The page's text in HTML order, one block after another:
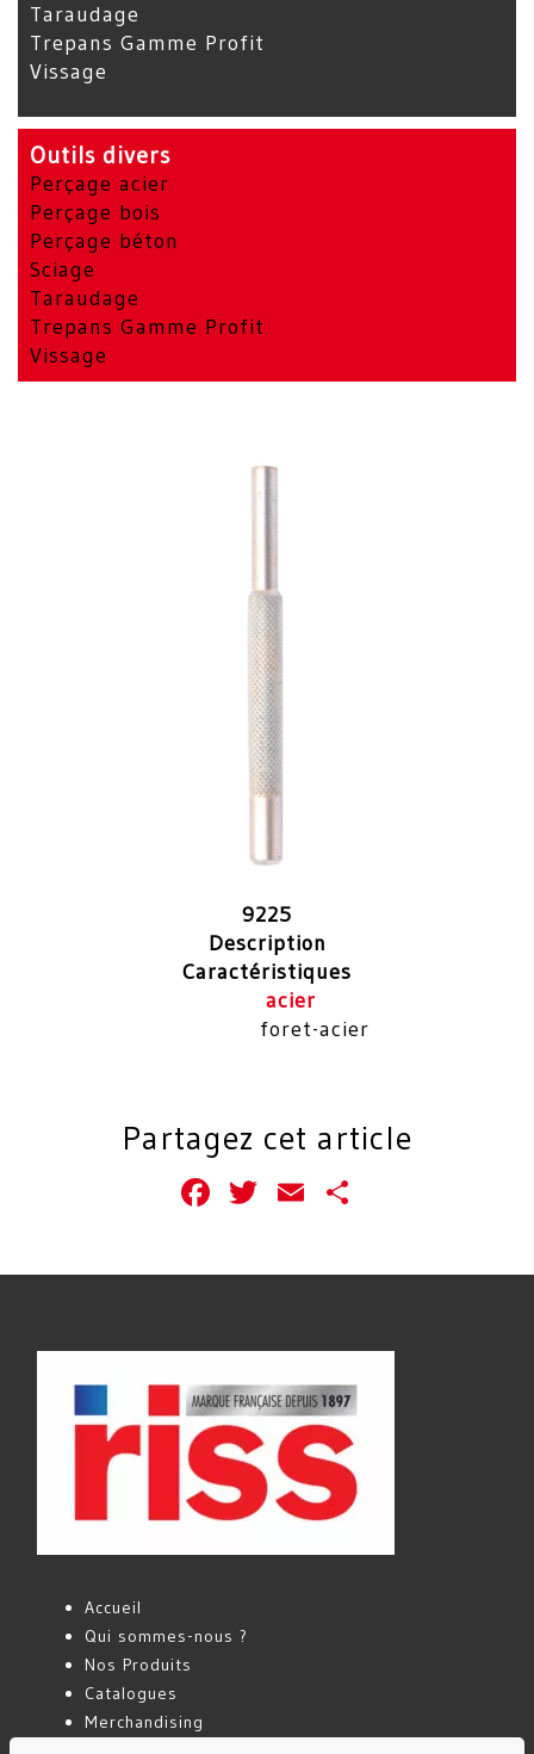
Taraudage
Trepans Gamme Profit
Vissage
Outils divers
Perçage acier
Perçage bois
Perçage béton
Sciage
Taraudage
Trepans Gamme Profit
Vissage
9225
Description
Caractéristiques
acier
foret-acier
Partagez cet article
Facebook
Twitter
Email
Accueil
Qui sommes-nous ?
Nos Produits
Catalogues
Merchandising